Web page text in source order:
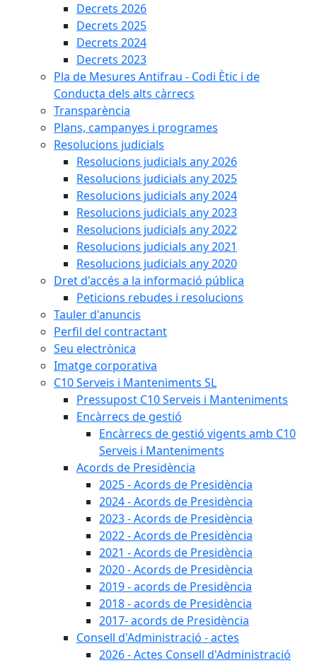
Decrets 2026
Decrets 2025
Decrets 2024
Decrets 2023
Pla de Mesures Antifrau - Codi Ètic i de
Conducta dels alts càrrecs
Transparència
Plans, campanyes i programes
Resolucions judicials
Resolucions judicials any 2026
Resolucions judicials any 2025
Resolucions judicials any 2024
Resolucions judicials any 2023
Resolucions judicials any 2022
Resolucions judicials any 2021
Resolucions judicials any 2020
Dret d'accés a la informació pública
Peticions rebudes i resolucions
Tauler d'anuncis
Perfil del contractant
Seu electrònica
Imatge corporativa
C10 Serveis i Manteniments SL
Pressupost C10 Serveis i Manteniments
Encàrrecs de gestió
Encàrrecs de gestió vigents amb C10
Serveis i Manteniments
Acords de Presidència
2025 - Acords de Presidència
2024 - Acords de Presidència
2023 - Acords de Presidència
2022 - Acords de Presidència
2021 - Acords de Presidència
2020 - Acords de Presidència
2019 - acords de Presidència
2018 - acords de Presidència
2017- acords de Presidència
Consell d'Administració - actes
2026 - Actes Consell d'Administració